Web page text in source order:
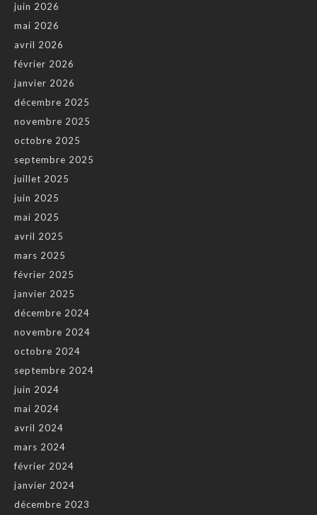
juin 2026
mai 2026
avril 2026
février 2026
janvier 2026
décembre 2025
novembre 2025
octobre 2025
septembre 2025
juillet 2025
juin 2025
mai 2025
avril 2025
mars 2025
février 2025
janvier 2025
décembre 2024
novembre 2024
octobre 2024
septembre 2024
juin 2024
mai 2024
avril 2024
mars 2024
février 2024
janvier 2024
décembre 2023